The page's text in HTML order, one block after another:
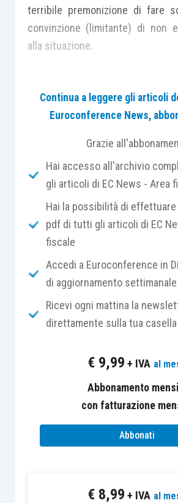
terribile premonizione di fare
convinzione (limitante) di non
alla situazione.
public speakingè condensata in
espressione: “io mi vergogno”.
l’esposizione in pubblico può
decifrare lo stato
percorso piùrazionale , uno
cui far ricorso al momento
Brenè Brown, ricercatrice
Houston, da 15 anni studia
positivo
della vulnerabilità e, in
vergogna.
Nei suoi articoli e nei suoi
Brown suddivise questa
categorie: lavergogna “vera”
La vergogna “vera” è quella che
quali siano i comportamenti
Continua a leggere gli articoli
Euroconference News,
Grazie
Hai accesso all'archivio
gli articoli di EC News - Area
Hai la possibilità di
pdf di tutti gli articoli di EC
fiscale
Accedi a Euroconference in
di aggiornamento
Ricevi ogni mattina la
direttamente sulla tua
€ 9,99 + IVA al
Abbonamento
con fatturazione
Abbonati
€ 8,99 + IVA al